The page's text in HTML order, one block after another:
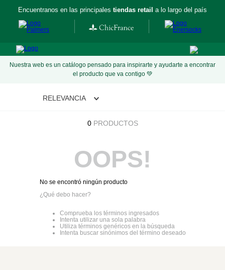
Encuentranos en las principales tiendas retail a lo largo del país
Nuestra web es un catálogo pensado para inspirarte y ayudarte a encontrar
el producto que va contigo 💚
RELEVANCIA
0 PRODUCTOS
OOPS!
No se encontró ningún producto
¿Qué debo hacer?
Comprueba los términos ingresados
Intenta utilizar una sola palabra
Utiliza términos genéricos en la búsqueda
Intenta buscar sinónimos del término deseado